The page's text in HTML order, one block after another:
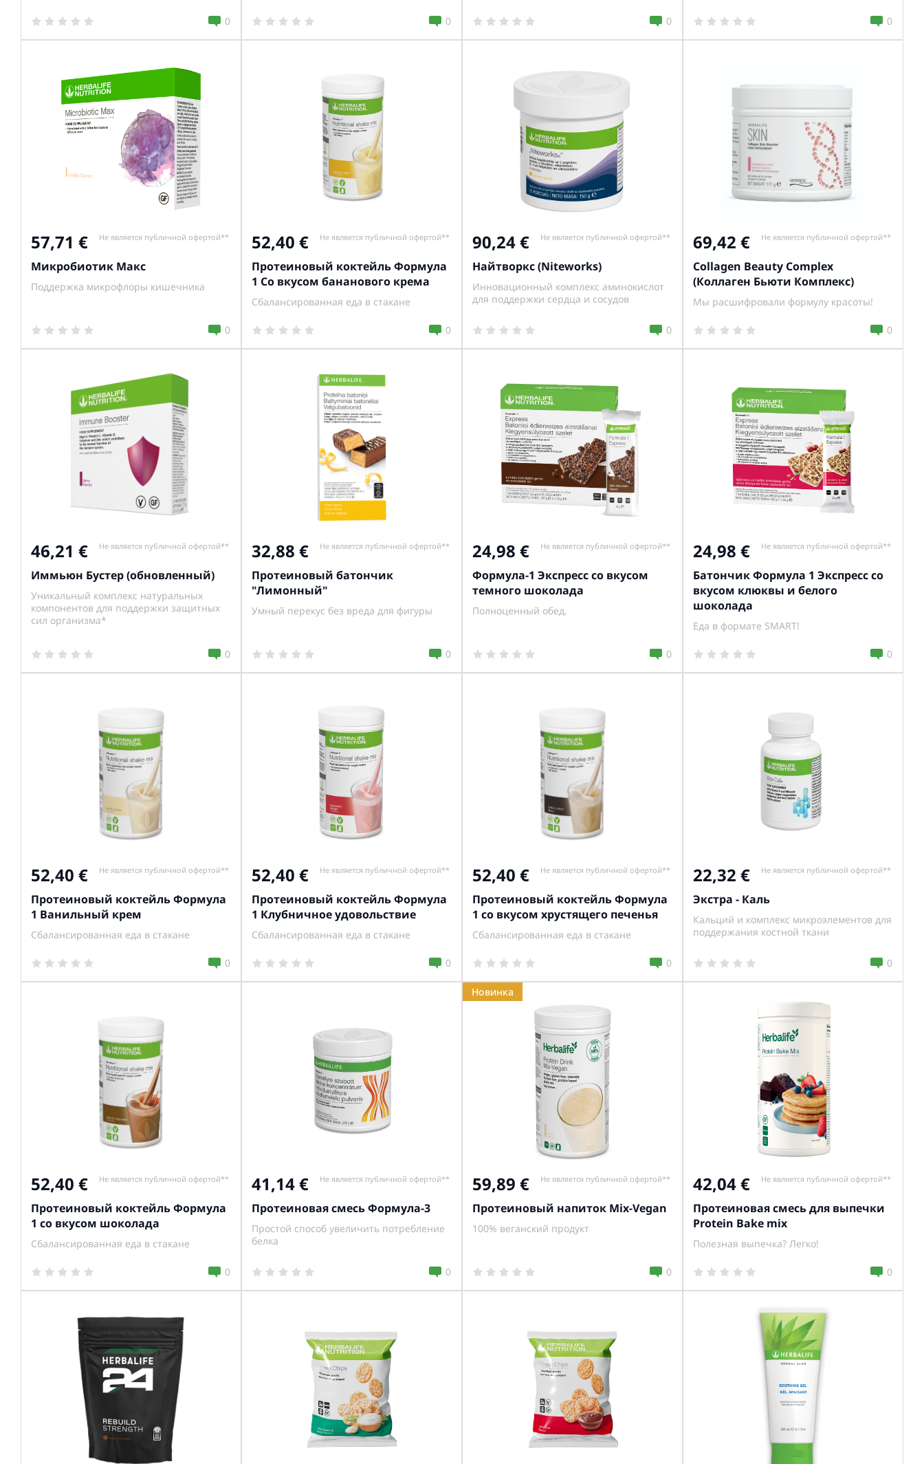
0 0 0 0
57,71 Не является публичной офертой**
Микробиотик Макс
Поддержка микрофлоры кишечника
0
52,40 Не является публичной офертой**
Протеиновый коктейль Формула
1 Со вкусом бананового крема
Сбалансированная еда в стакане
0
90,24 Не является публичной офертой**
Найтворкс (Niteworks)
Инновационный комплекс аминокислот
для поддержки сердца и сосудов
0
69,42 Не является публичной офертой**
Collagen Beauty Complex
(Коллаген Бьюти Комплекс)
Мы расшифровали формулу красоты!
0
46,21 Не является публичной офертой**
Иммьюн Бустер (обновленный)
Уникальный комплекс натуральных
компонентов для поддержки защитных
сил организма*
0
32,88 Не является публичной офертой**
Протеиновый батончик
"Лимонный"
Умный перекус без вреда для фигуры
0
24,98 Не является публичной офертой**
Формула-1 Экспресс со вкусом
темного шоколада
Полноценный обед.
0
24,98 Не является публичной офертой**
Батончик Формула 1 Экспресс со
вкусом клюквы и белого
шоколада
Еда в формате SMART!
0
52,40 Не является публичной офертой**
Протеиновый коктейль Формула
1 Ванильный крем
Сбалансированная еда в стакане
0
52,40 Не является публичной офертой**
Протеиновый коктейль Формула
1 Клубничное удовольствие
Сбалансированная еда в стакане
0
52,40 Не является публичной офертой**
Протеиновый коктейль Формула
1 со вкусом хрустящего печенья
Сбалансированная еда в стакане
0
22,32 Не является публичной офертой**
Экстра - Каль
Кальций и комплекс микроэлементов для
поддержания костной ткани
0
52,40 Не является публичной офертой**
Протеиновый коктейль Формула
1 со вкусом шоколада
Сбалансированная еда в стакане
0
41,14 Не является публичной офертой**
Протеиновая смесь Формула-3
Простой способ увеличить потребление
белка
0
Новинка
59,89 Не является публичной офертой**
Протеиновый напиток Mix-Vegan
100% веганский продукт
0
42,04 Не является публичной офертой**
Протеиновая смесь для выпечки
Protein Bake mix
Полезная выпечка? Легко!
0